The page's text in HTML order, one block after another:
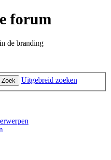
forum
de branding
Zoek Uitgebreid zoeken